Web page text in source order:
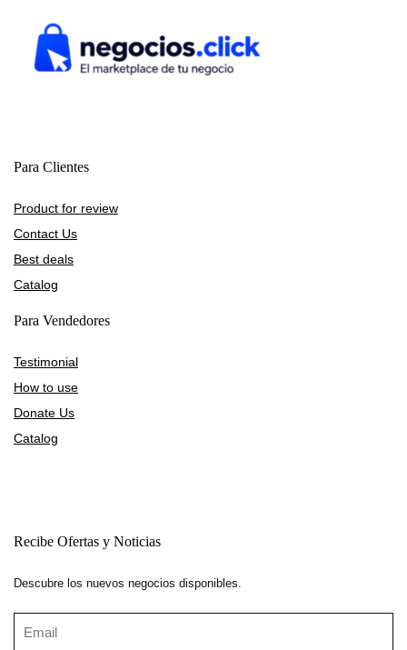
Para Clientes
Product for review
Contact Us
Best deals
Catalog
Para Vendedores
Testimonial
How to use
Donate Us
Catalog
Recibe Ofertas y Noticias
Descubre los nuevos negocios disponibles.